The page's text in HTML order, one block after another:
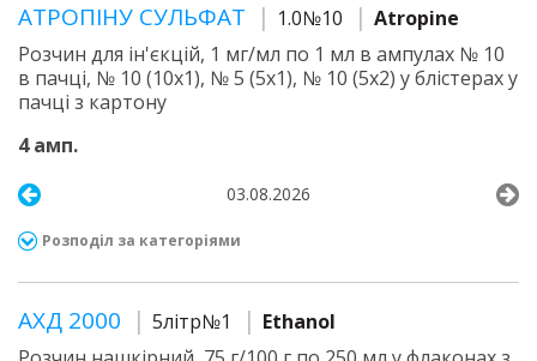
АТРОПІНУ СУЛЬФАТ 1.0№10
Atropine
Розчин для ін'єкцій, 1 мг/мл по 1 мл в ампулах № 10
в пачці, № 10 (10х1), № 5 (5х1), № 10 (5х2) у блістерах у
пачці з картону
4 амп.
03.08.2026
Розподіл за категоріями
АХД 2000 5літр№1
Ethanol